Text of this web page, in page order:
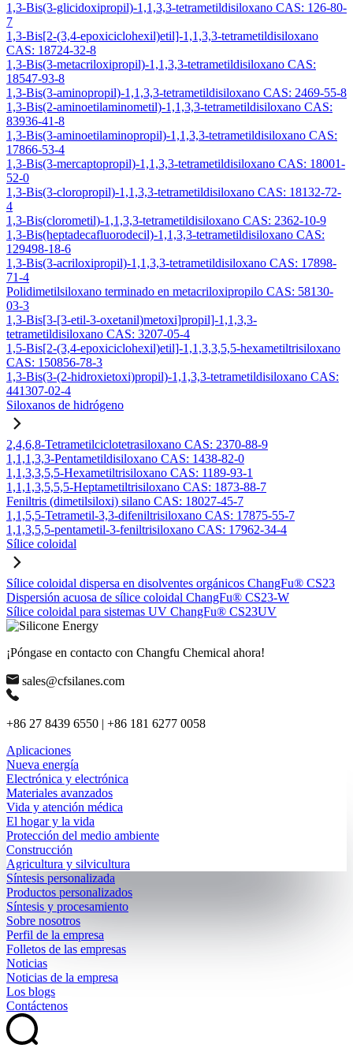
1,3-Bis(3-glicidoxipropil)-1,1,3,3-tetrametildisiloxano CAS: 126-80-
7
1,3-Bis[2-(3,4-epoxiciclohexil)etil]-1,1,3,3-tetrametildisiloxano
CAS: 18724-32-8
1,3-Bis(3-metacriloxipropil)-1,1,3,3-tetrametildisiloxano CAS:
18547-93-8
1,3-Bis(3-aminopropil)-1,1,3,3-tetrametildisiloxano CAS: 2469-55-8
1,3-Bis(2-aminoetilaminometil)-1,1,3,3-tetrametildisiloxano CAS:
83936-41-8
1,3-Bis(3-aminoetilaminopropil)-1,1,3,3-tetrametildisiloxano CAS:
17866-53-4
1,3-Bis(3-mercaptopropil)-1,1,3,3-tetrametildisiloxano CAS: 18001-
52-0
1,3-Bis(3-cloropropil)-1,1,3,3-tetrametildisiloxano CAS: 18132-72-
4
1,3-Bis(clorometil)-1,1,3,3-tetrametildisiloxano CAS: 2362-10-9
1,3-Bis(heptadecafluorodecil)-1,1,3,3-tetrametildisiloxano CAS:
129498-18-6
1,3-Bis(3-acriloxipropil)-1,1,3,3-tetrametildisiloxano CAS: 17898-
71-4
Polidimetilsiloxano terminado en metacriloxipropilo CAS: 58130-
03-3
1,3-Bis[3-[3-etil-3-oxetanil)metoxi]propil]-1,1,3,3-
tetrametildisiloxano CAS: 3207-05-4
1,5-Bis[2-(3,4-epoxiciclohexil)etil]-1,1,3,3,5,5-hexametiltrisiloxano
CAS: 150856-78-3
1,3-Bis(3-(2-hidroxietoxi)propil)-1,1,3,3-tetrametildisiloxano CAS:
441307-02-4
Siloxanos de hidrógeno
2,4,6,8-Tetrametilciclotetrasiloxano CAS: 2370-88-9
1,1,1,3,3-Pentametildisiloxano CAS: 1438-82-0
1,1,3,3,5,5-Hexametiltrisiloxano CAS: 1189-93-1
1,1,1,3,5,5,5-Heptametiltrisiloxano CAS: 1873-88-7
Feniltris (dimetilsiloxi) silano CAS: 18027-45-7
1,1,5,5-Tetrametil-3,3-difeniltrisiloxano CAS: 17875-55-7
1,1,3,5,5-pentametil-3-feniltrisiloxano CAS: 17962-34-4
Sílice coloidal
Sílice coloidal dispersa en disolventes orgánicos ChangFu® CS23
Dispersión acuosa de sílice coloidal ChangFu® CS23-W
Sílice coloidal para sistemas UV ChangFu® CS23UV
¡Póngase en contacto con Changfu Chemical ahora!
sales@cfsilanes.com
+86 27 8439 6550 | +86 181 6277 0058
Aplicaciones
Nueva energía
Electrónica y electrónica
Materiales avanzados
Vida y atención médica
El hogar y la vida
Protección del medio ambiente
Construcción
Agricultura y silvicultura
Síntesis personalizada
Productos personalizados
Síntesis y procesamiento
Sobre nosotros
Perfil de la empresa
Folletos de las empresas
Noticias
Noticias de la empresa
Los blogs
Contáctenos